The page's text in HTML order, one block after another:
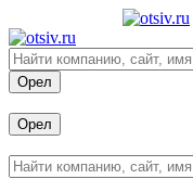
Орел
Орел